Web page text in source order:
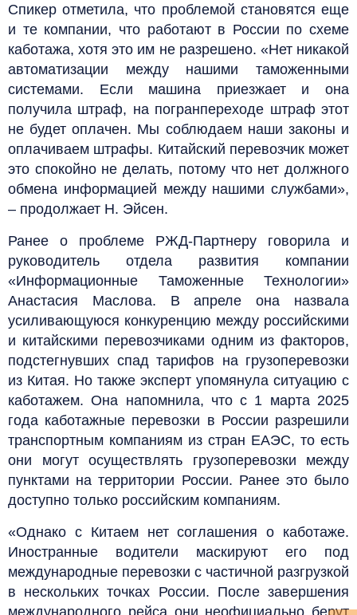
Спикер отметила, что проблемой становятся еще
и те компании, что работают в России по схеме
каботажа, хотя это им не разрешено. «Нет никакой
автоматизации между нашими таможенными
системами. Если машина приезжает и она
получила штраф, на погранпереходе штраф этот
не будет оплачен. Мы соблюдаем наши законы и
оплачиваем штрафы. Китайский перевозчик может
это спокойно не делать, потому что нет должного
обмена информацией между нашими службами»,
– продолжает Н. Эйсен.
Ранее о проблеме РЖД-Партнеру говорила и
руководитель отдела развития компании
«Информационные Таможенные Технологии»
Анастасия Маслова. В апреле она назвала
усиливающуюся конкуренцию между российскими
и китайскими перевозчиками одним из факторов,
подстегнувших спад тарифов на грузоперевозки
из Китая. Но также эксперт упомянула ситуацию с
каботажем. Она напомнила, что с 1 марта 2025
года каботажные перевозки в России разрешили
транспортным компаниям из стран ЕАЭС, то есть
они могут осуществлять грузоперевозки между
пунктами на территории России. Ранее это было
доступно только российским компаниям.
«Однако с Китаем нет соглашения о каботаже.
Иностранные водители маскируют его под
международные перевозки с частичной разгрузкой
в нескольких точках России. После завершения
международного рейса они неофициально берут